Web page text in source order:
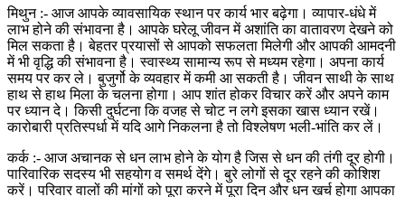
मिथुन :- आज आपके व्यावसायिक स्थान पर कार्य भार बढ़ेगा। व्यापार-धंधे में
लाभ होने की संभावना है। आपके घरेलू जीवन में अशांति का वातावरण देखने को
मिल सकता है। बेहतर प्रयासों से आपको सफलता मिलेगी और आपकी आमदनी
में भी वृद्धि की संभावना है। स्वास्थ्य सामान्य रूप से मध्यम रहेगा। अपना कार्य
समय पर कर ले। बुजुर्गो के व्यवहार में कमी आ सकती है। जीवन साथी के साथ
हाथ से हाथ मिला के चलना होगा। आप शांत होकर विचार करें और अपने काम
पर ध्यान दे। किसी दुर्घटना कि वजह से चोट न लगे इसका खास ध्यान रखें।
कारोबारी प्रतिस्पर्धा में यदि आगे निकलना है तो विश्लेषण भली-भांति कर लें।
कर्क :- आज अचानक से धन लाभ होने के योग है जिस से धन की तंगी दूर होगी।
पारिवारिक सदस्य भी सहयोग व समर्थ देंगे। बुरे लोगों से दूर रहने की कोशिश
करें। परिवार वालों की मांगों को पूरा करने में पूरा दिन और धन खर्च होगा आपका